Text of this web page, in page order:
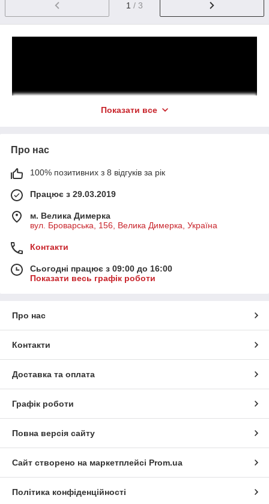
1 / 3
Показати все
Про нас
100% позитивних з 8 відгуків за рік
Працює з 29.03.2019
м. Велика Димерка
вул. Броварська, 156, Велика Димерка, Україна
Контакти
Сьогодні працює з 09:00 до 16:00
Показати весь графік роботи
Про нас
Контакти
Доставка та оплата
Графік роботи
Повна версія сайту
Сайт створено на маркетплейсі Prom.ua
Політика конфіденційності